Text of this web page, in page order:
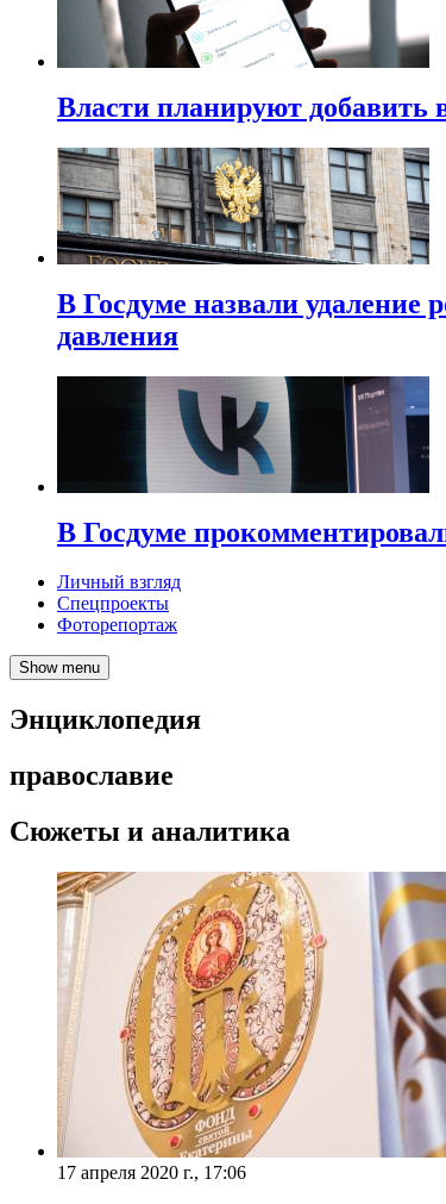
Власти планируют добавить
В Госдуме назвали удаление
давления
В Госдуме
Личный взгляд
Спецпроекты
Фоторепортаж
Show menu
Энциклопедия
православие
Сюжеты и аналитика
17 апреля 2020 г., 17:06